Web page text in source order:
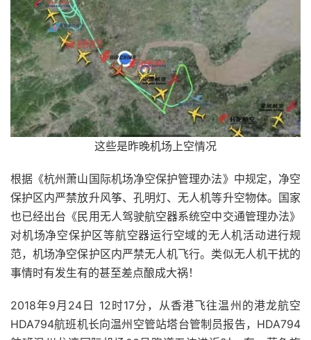
这些是昨晚机场上空情况
根据《杭州萧山国际机场净空保护管理办法》中规定，净空
保护区内严禁放升风筝、孔明灯、无人机等升空物体。 国家
也已经出台《民用无人驾驶航空器系统空中交通管理办法》
对机场净空保护区等航空器运行空域的无人机活动进行规
范，机场净空保护区内严禁无人机飞行。 类似无人机干扰的
事情时有发生有的甚至差点酿成大祸！
2018年9月24日 12时17分，从香港飞往温州的港龙航空
HDA794航班机长向温州空管站塔台管制员报告，HDA794